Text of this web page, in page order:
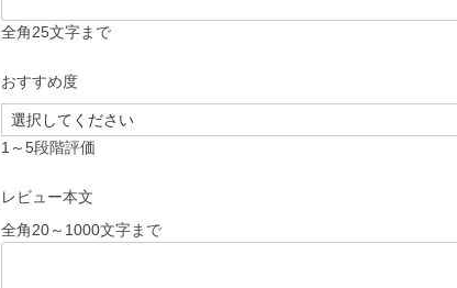
全角25文字まで
おすすめ度
1～5段階評価
レビュー本文
全角20～1000文字まで